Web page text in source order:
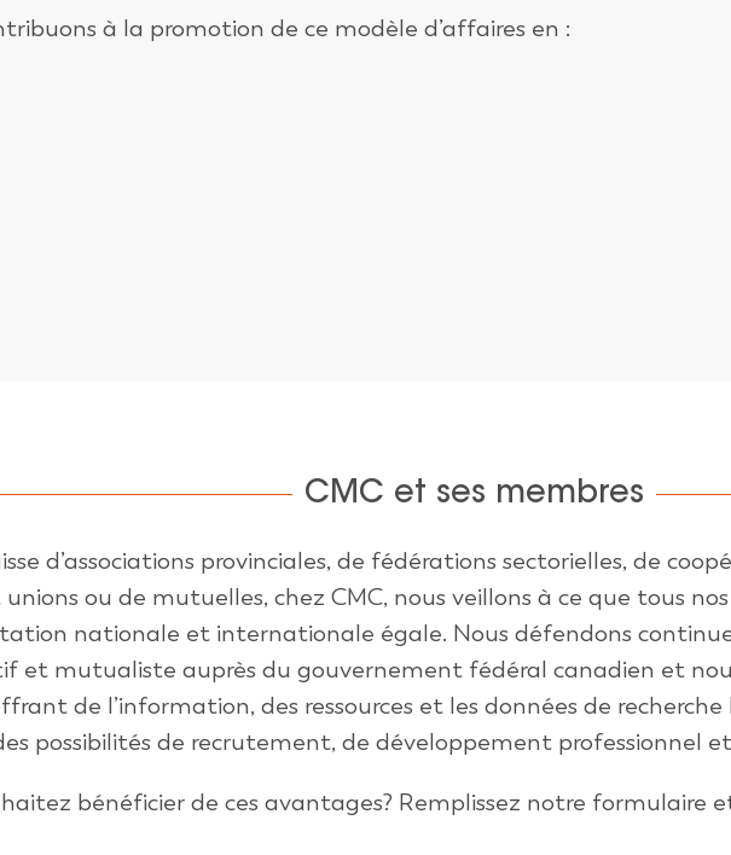
à la promotion de ce modèle d’affaires en :
CMC et ses membres
d’associations provinciales, de fédérations sectorielles, de
unions ou de mutuelles, chez CMC, nous veillons à ce que tous
nationale et internationale égale. Nous défendons
et mutualiste auprès du gouvernement fédéral canadien et
de l’information, des ressources et les données de
possibilités de recrutement, de développement professionnel
bénéficier de ces avantages? Remplissez notre formulaire